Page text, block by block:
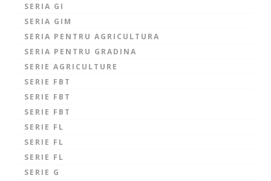
SERIA GI
SERIA GIM
SERIA PENTRU AGRICULTURA
SERIA PENTRU GRADINA
SERIE AGRICULTURE
SERIE FBT
SERIE FBT
SERIE FBT
SERIE FL
SERIE FL
SERIE FL
SERIE G